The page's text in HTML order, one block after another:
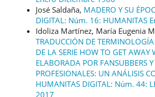
José Saldaña, MADERO Y SU
DIGITAL: Núm. 16: HUMANITAS
Idoliza Martínez, María Eugenia
TRADUCCIÓN DE
DE LA SERIE HOW TO GET AWAY
ELABORADA POR FANSUBBERS
PROFESIONALES: UN ANÁLISIS
HUMANITAS DIGITAL: Núm. 44:
2017